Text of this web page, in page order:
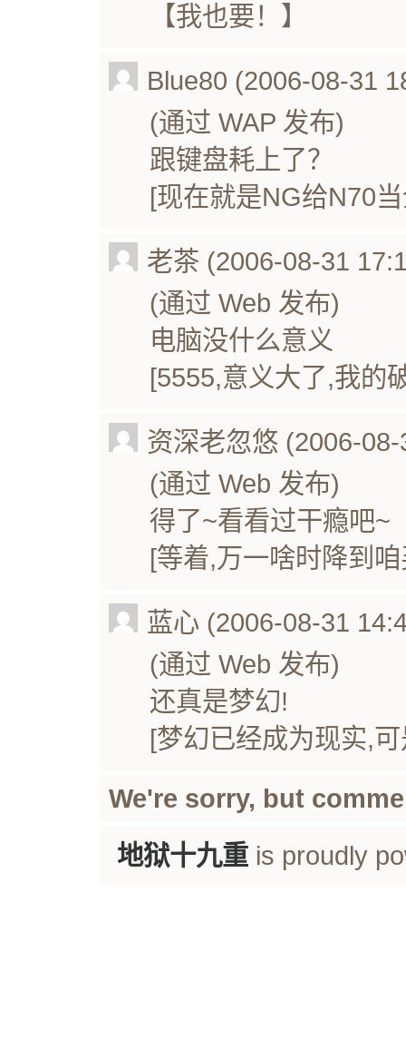
【我也要！】
Blue80 (2006-08-31
(通过 WAP 发布)
跟键盘耗上了？
[现在就是NG给N70
老茶 (2006-08-31
(通过 Web 发布)
电脑没什么意义
[5555,意义大了,我的
资深老忽悠 (2006-
(通过 Web 发布)
得了~看看过干瘾吧~
[等着,万一啥时降到
蓝心 (2006-08-31
(通过 Web 发布)
还真是梦幻!
[梦幻已经成为现实,
We're sorry, but
地狱十九重is proudly